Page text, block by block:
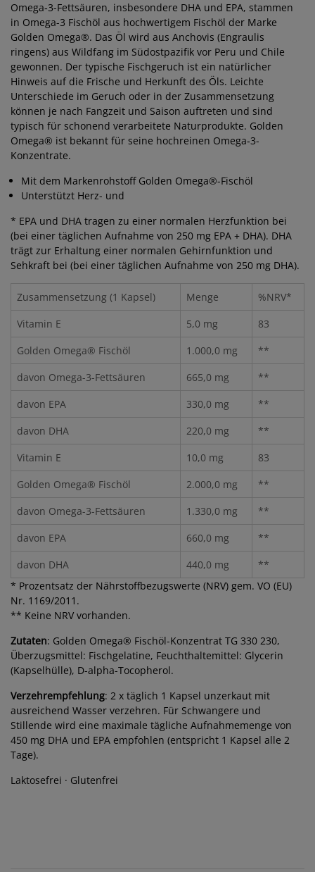
Omega‑3-Fettsäuren, insbesondere DHA und EPA, stammen
in Omega-3 Fischöl aus hochwertigem Fischöl der Marke
Golden Omega®. Das Öl wird aus Anchovis (Engraulis
ringens) aus Wildfang im Südostpazifik vor Peru und Chile
gewonnen. Der typische Fischgeruch ist ein natürlicher
Hinweis auf die Frische und Herkunft des Öls. Leichte
Unterschiede im Geruch oder in der Zusammensetzung
können je nach Fangzeit und Saison auftreten und sind
typisch für schonend verarbeitete Naturprodukte. Golden
Omega® ist bekannt für seine hochreinen Omega‑3-
Konzentrate.
Mit dem Markenrohstoff Golden Omega®-Fischöl
Unterstützt Herz- und
* EPA und DHA tragen zu einer normalen Herzfunktion bei
(bei einer täglichen Aufnahme von 250 mg EPA + DHA). DHA
trägt zur Erhaltung einer normalen Gehirnfunktion und
Sehkraft bei (bei einer täglichen Aufnahme von 250 mg DHA).
Zusammensetzung (1 Kapsel) Menge
%NRV*
Vitamin E
5,0 mg
83
Golden Omega® Fischöl
1.000,0 mg
**
davon Omega-3-Fettsäuren
665,0 mg
**
davon EPA
330,0 mg
**
davon DHA
220,0 mg
**
Vitamin E
10,0 mg
83
Golden Omega® Fischöl
2.000,0 mg
**
davon Omega-3-Fettsäuren
1.330,0 mg
**
davon EPA
660,0 mg
**
davon DHA
440,0 mg
**
* Prozentsatz der Nährstoffbezugswerte (NRV) gem. VO (EU)
Nr. 1169/2011.
** Keine NRV vorhanden.
Zutaten: Golden Omega® Fischöl-Konzentrat TG 330 230,
Überzugsmittel: Fischgelatine, Feuchthaltemittel: Glycerin
(Kapselhülle), D-alpha-Tocopherol.
Verzehrempfehlung: 2 x täglich 1 Kapsel unzerkaut mit
ausreichend Wasser verzehren. Für Schwangere und
Stillende wird eine maximale tägliche Aufnahmemenge von
450 mg DHA und EPA empfohlen (entspricht 1 Kapsel alle 2
Tage).
Laktosefrei · Glutenfrei